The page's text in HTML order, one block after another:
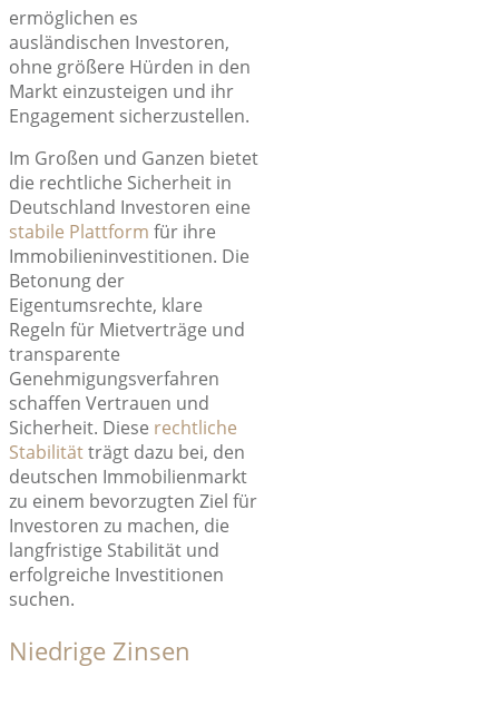
ermöglichen es
ausländischen Investoren,
ohne größere Hürden in den
Markt einzusteigen und ihr
Engagement sicherzustellen.
Im Großen und Ganzen bietet
die rechtliche Sicherheit in
Deutschland Investoren eine
stabile Plattform für ihre
Immobilieninvestitionen. Die
Betonung der
Eigentumsrechte, klare
Regeln für Mietverträge und
transparente
Genehmigungsverfahren
schaffen Vertrauen und
Sicherheit. Diese rechtliche
Stabilitätträgt dazu bei, den
deutschen Immobilienmarkt
zu einem bevorzugten Ziel für
Investoren zu machen, die
langfristige Stabilität und
erfolgreiche Investitionen
suchen.
Niedrige Zinsen